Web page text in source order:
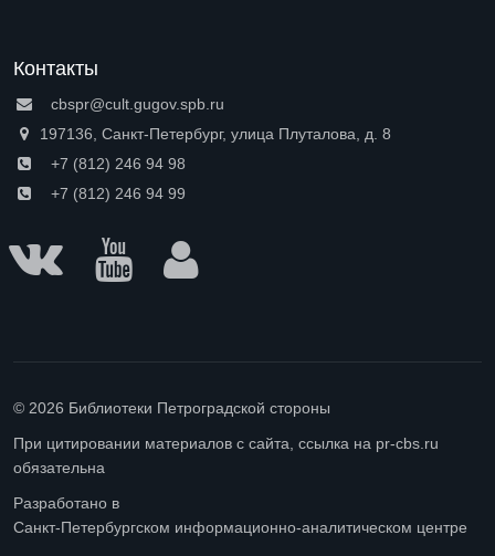
Контакты
cbspr@cult.gugov.spb.ru
197136, Санкт-Петербург, улица Плуталова, д. 8
+7 (812) 246 94 98
+7 (812) 246 94 99
© 2026 Библиотеки Петроградской стороны
При цитировании материалов с сайта, ссылка на pr-cbs.ru
обязательна
Разработано в
Санкт-Петербургском информационно-аналитическом центре